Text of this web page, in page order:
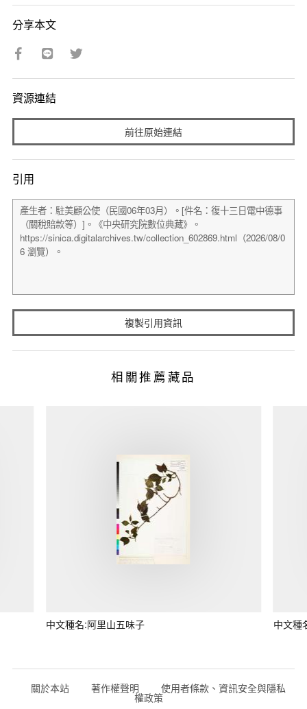
分享本文
資源連結
前往原始連結
引用
複製引用資訊
相關推薦藏品
中文種名:阿里山五味子 中文種
關於本站 著作權聲明 使用者條款、資訊安全與隱私
權政策